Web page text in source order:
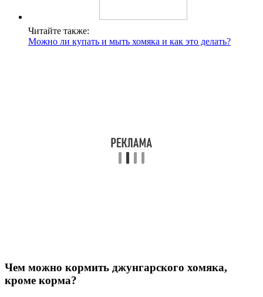
Читайте также:
Можно ли купать и мыть хомяка и как это делать?
Чем можно кормить джунгарского хомяка,
кроме корма?